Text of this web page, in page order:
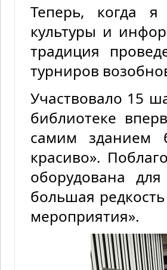
Теперь, когда
культуры и
традиция
турниров
Участвовало 15
библиотеке
самим зданием
красиво».
оборудована
большая
мероприятия».